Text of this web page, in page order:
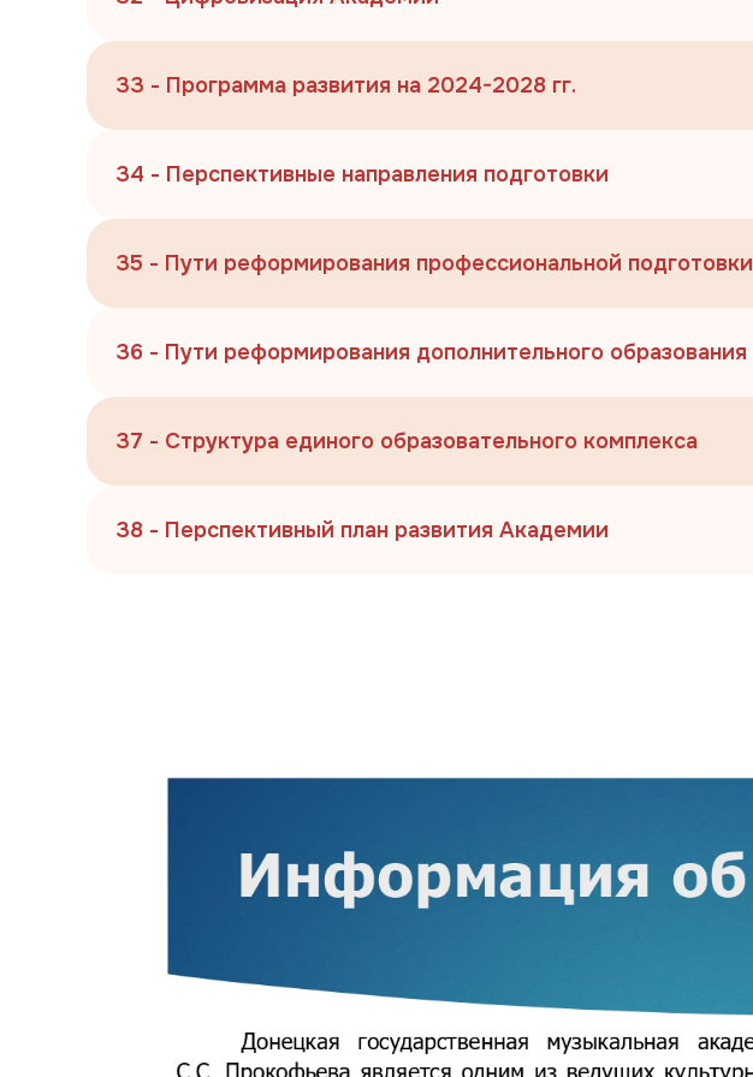
33 - Программа развития на 2024-2028 гг.
34 - Перспективные направления подготовки
35 - Пути реформирования профессиональной подготовки
36 - Пути реформирования дополнительного образования
37 - Структура единого образовательного комплекса
38 - Перспективный план развития Академии